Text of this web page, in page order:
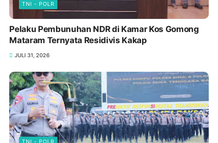
TNI - POLR
Pelaku Pembunuhan NDR di Kamar Kos Gomong
Mataram Ternyata Residivis Kakap
JULI 31, 2026